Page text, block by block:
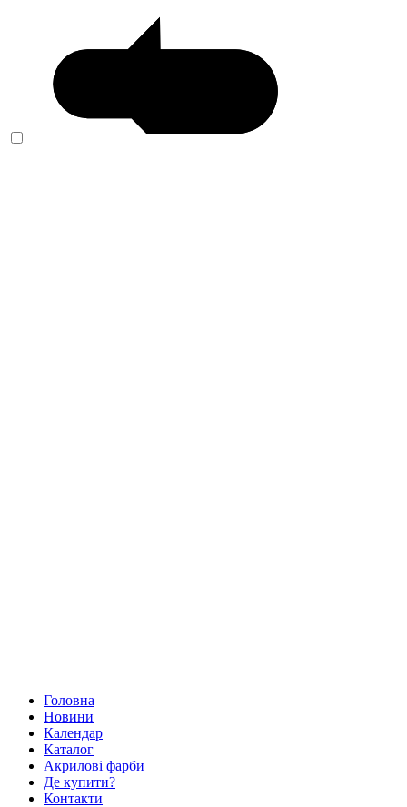
Головна
Новини
Календар
Каталог
Акрилові фарби
Де купити?
Контакти